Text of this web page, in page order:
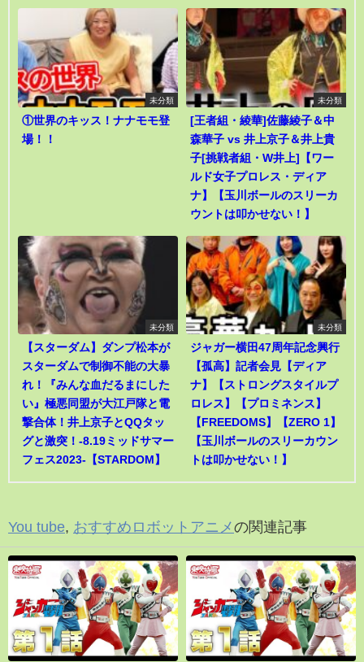
未分類
①世界のキッス！ナナモモ登
場！！
未分類
[王者組・綾華]佐藤綾子＆中
森華子 vs 井上京子＆井上貴
子[挑戦者組・W井上]【ワー
ルド女子プロレス・ディア
ナ】【玉川ボールのスリーカ
ウントは叩かせない！】
未分類
【スターダム】ダンプ松本が
スターダムで制御不能の大暴
れ！『みんな血だるまにした
い』極悪同盟が大江戸隊と電
撃合体！井上京子とQQタッ
グと激突！-8.19ミッドサマー
フェス2023-【STARDOM】
未分類
ジャガー横田47周年記念興行
【孤高】記者会見【ディア
ナ】【ストロングスタイルプ
ロレス】【プロミネンス】
【FREEDOMS】【ZERO 1】
【玉川ボールのスリーカウン
トは叩かせない！】
You tube, おすすめロボットアニメの関連記事